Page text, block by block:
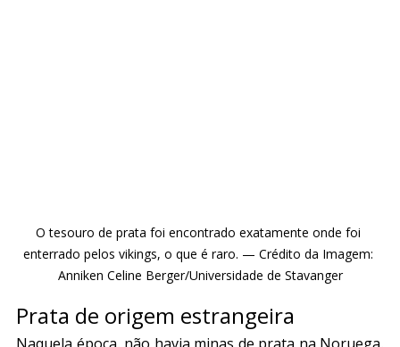
O tesouro de prata foi encontrado exatamente onde foi
enterrado pelos vikings, o que é raro. — Crédito da Imagem:
Anniken Celine Berger/Universidade de Stavanger
Prata de origem estrangeira